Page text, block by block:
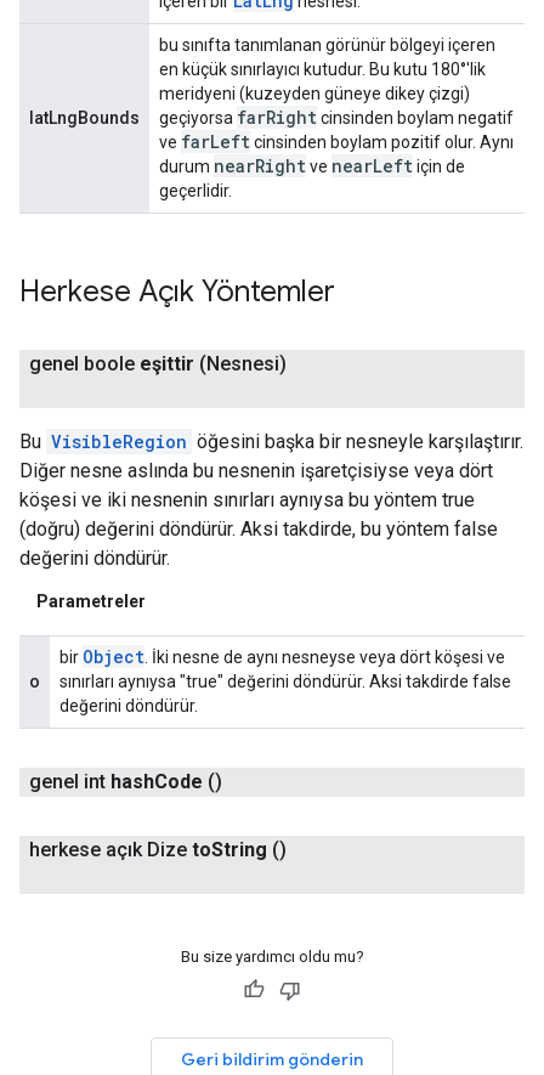
latLngBounds
bu sınıfta tanımlanan görünür bölgeyi içeren
en küçük sınırlayıcı kutudur. Bu kutu 180°'lik
meridyeni (kuzeyden güneye dikey çizgi)
geçiyorsa farRightcinsinden boylam negatif
ve farLeftcinsinden boylam pozitif olur. Aynı
durum nearRightve nearLeftiçin de
geçerlidir.
Herkese Açık Yöntemler
genel boole eşittir (Nesnesi)
Bu VisibleRegion öğesini başka bir nesneyle karşılaştırır.
Diğer nesne aslında bu nesnenin işaretçisiyse veya dört
köşesi ve iki nesnenin sınırları aynıysa bu yöntem true
(doğru) değerini döndürür. Aksi takdirde, bu yöntem false
değerini döndürür.
Parametreler
o
bir Object. İki nesne de aynı nesneyse veya dört köşesi ve
sınırları aynıysa "true" değerini döndürür. Aksi takdirde false
değerini döndürür.
genel int hashCode ()
herkese açık Dize toString ()
Bu size yardımcı oldu mu?
Geri bildirim gönderin